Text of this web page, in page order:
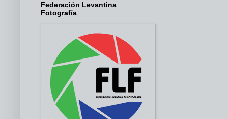
Federación Levantina
Fotografía